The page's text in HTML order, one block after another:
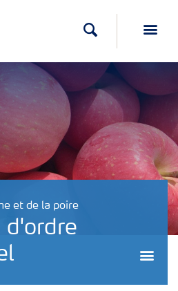
Recherche
et de la poire
d'ordre